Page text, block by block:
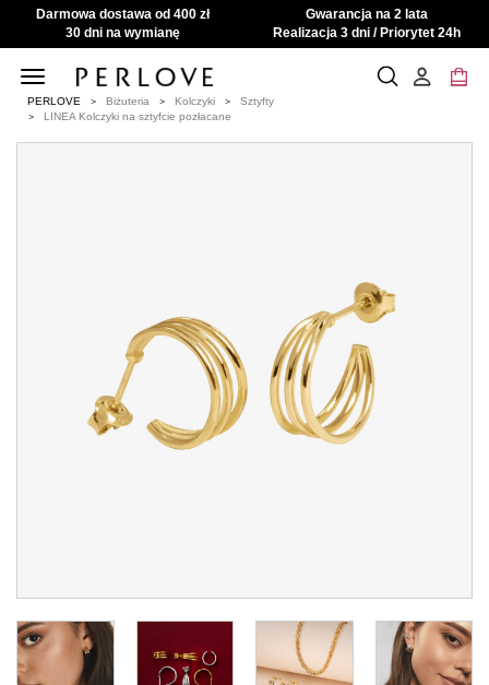
Darmowa dostawa od 400 zł
Gwarancja na 2 lata
30 dni na wymianę
Realizacja 3 dni / Priorytet 24h
Toggle
navigation
PERLOVE Biżuteria Kolczyki
Sztyfty
LINEA Kolczyki na sztyfcie pozłacane